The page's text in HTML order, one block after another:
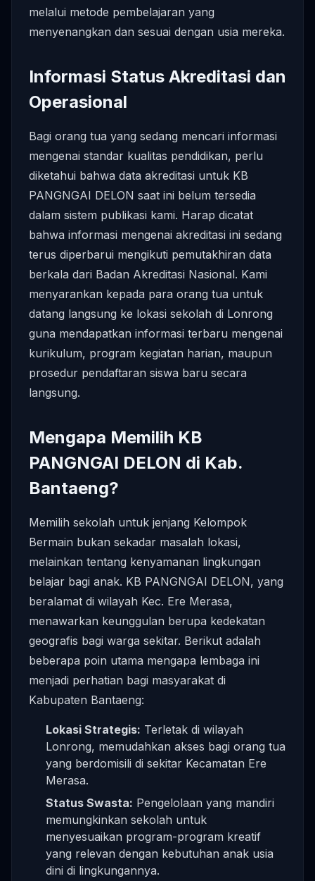
melalui metode pembelajaran yang
menyenangkan dan sesuai dengan usia mereka.
Informasi Status Akreditasi dan
Operasional
Bagi orang tua yang sedang mencari informasi
mengenai standar kualitas pendidikan, perlu
diketahui bahwa data akreditasi untuk KB
PANGNGAI DELON saat ini belum tersedia
dalam sistem publikasi kami. Harap dicatat
bahwa informasi mengenai akreditasi ini sedang
terus diperbarui mengikuti pemutakhiran data
berkala dari Badan Akreditasi Nasional. Kami
menyarankan kepada para orang tua untuk
datang langsung ke lokasi sekolah di Lonrong
guna mendapatkan informasi terbaru mengenai
kurikulum, program kegiatan harian, maupun
prosedur pendaftaran siswa baru secara
langsung.
Mengapa Memilih KB
PANGNGAI DELON di Kab.
Bantaeng?
Memilih sekolah untuk jenjang Kelompok
Bermain bukan sekadar masalah lokasi,
melainkan tentang kenyamanan lingkungan
belajar bagi anak. KB PANGNGAI DELON, yang
beralamat di wilayah Kec. Ere Merasa,
menawarkan keunggulan berupa kedekatan
geografis bagi warga sekitar. Berikut adalah
beberapa poin utama mengapa lembaga ini
menjadi perhatian bagi masyarakat di
Kabupaten Bantaeng:
Lokasi Strategis: Terletak di wilayah
Lonrong, memudahkan akses bagi orang tua
yang berdomisili di sekitar Kecamatan Ere
Merasa.
Status Swasta: Pengelolaan yang mandiri
memungkinkan sekolah untuk
menyesuaikan program-program kreatif
yang relevan dengan kebutuhan anak usia
dini di lingkungannya.